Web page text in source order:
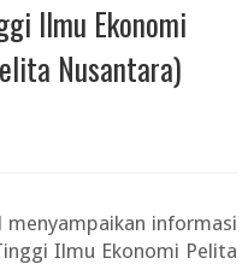
Ilmu Ekonomi
Nusantara)
menyampaikan informasi
Ilmu Ekonomi Pelita